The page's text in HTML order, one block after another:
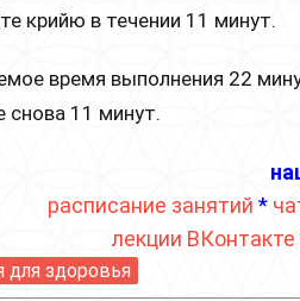
крийю в течении 11 минут.
время выполнения 22
снова 11 минут.
расписание занятий *
лекции ВКонтакте
для здоровья